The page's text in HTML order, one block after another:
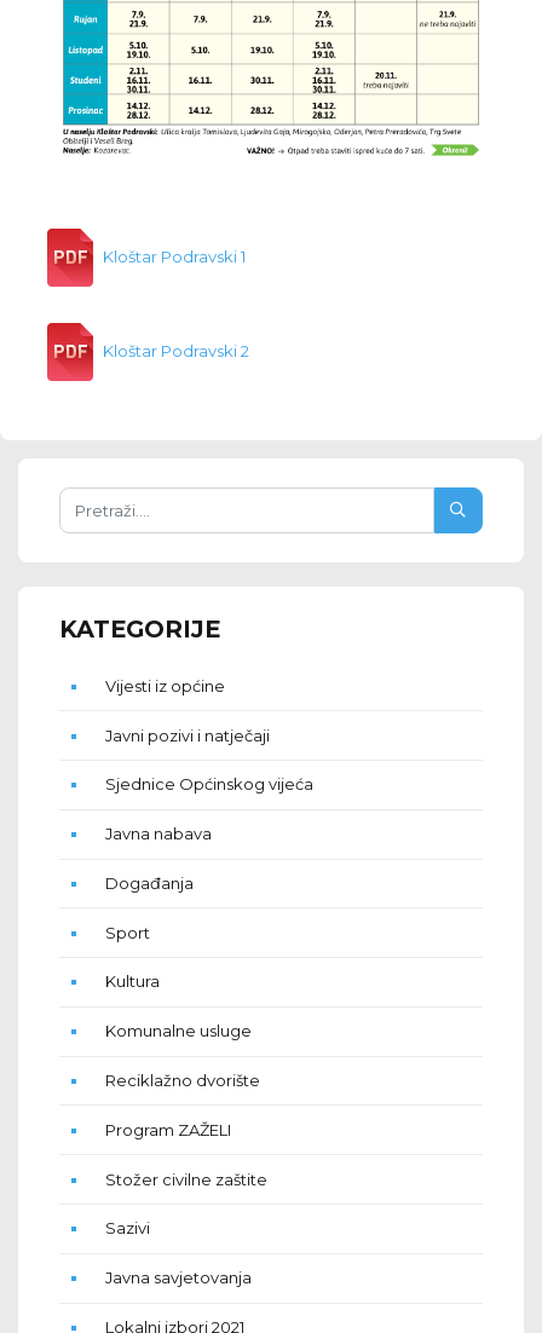
Kloštar Podravski 1
Kloštar Podravski 2
KATEGORIJE
Vijesti iz općine
Javni pozivi i natječaji
Sjednice Općinskog vijeća
Javna nabava
Događanja
Sport
Kultura
Komunalne usluge
Reciklažno dvorište
Program ZAŽELI
Stožer civilne zaštite
Sazivi
Javna savjetovanja
Lokalni izbori 2021